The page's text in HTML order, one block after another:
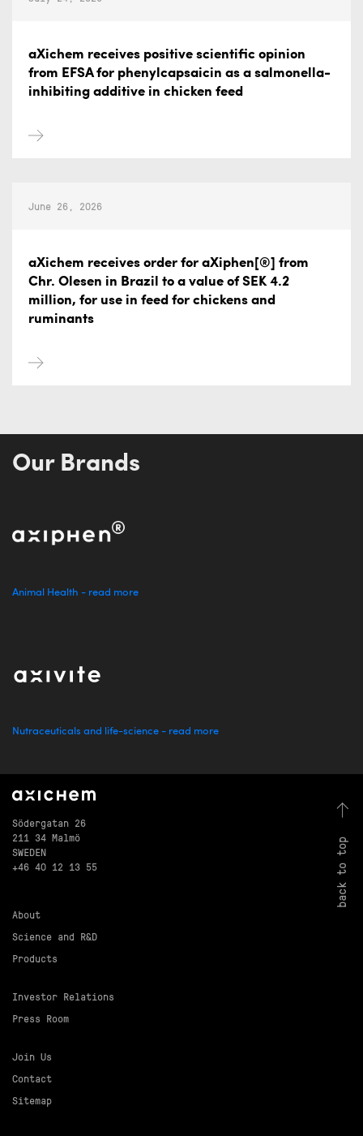
aXichem receives positive scientific opinion
from EFSA for phenylcapsaicin as a salmonella-
inhibiting additive in chicken feed
June 26, 2026
aXichem receives order for aXiphen[®] from
Chr. Olesen in Brazil to a value of SEK 4.2
million, for use in feed for chickens and
ruminants
Our Brands
Animal Health - read more
Nutraceuticals and life-science - read more
back to top
Södergatan 26
211 34 Malmö
SWEDEN
+46 40 12 13 55
About
Science and R&D
Products
Investor Relations
Press Room
Join Us
Contact
Sitemap